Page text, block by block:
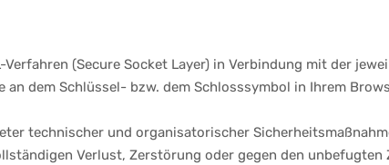
Verfahren (Secure Socket Layer) in Verbindung mit der
dem Schlüssel- bzw. dem Schlosssymbol in Ihrem
technischer und organisatorischer
Verlust, Zerstörung oder gegen den